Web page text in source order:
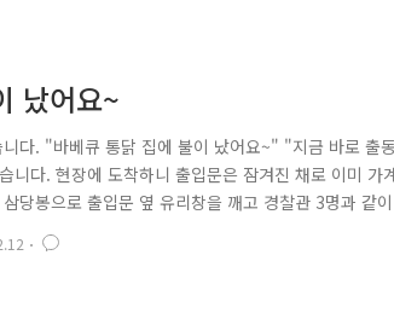
났어요~
다. "바베큐 통닭 집에 불이 났어요~" "지금 바로 출
니다. 현장에 도착하니 출입문은 잠겨진 채로 이미
당봉으로 출입문 옆 유리창을 깨고 경찰관 3명과 같
방사방 소리쳤습니다. 콜록!콜..록~! 가계 2층에서 잠
는데 성공~!! 집주인은 곧바로 인근 병원으로 후송됐